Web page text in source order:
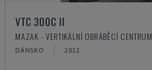
VTC 300C II
MAZAK - VERTIKÁLNÍ OBRÁBĚCÍ CENTRUM
DÁNSKO 2012